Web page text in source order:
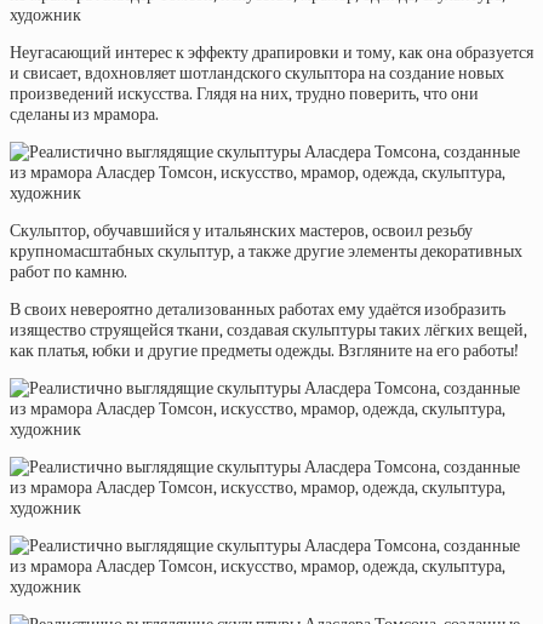
Неугасающий интерес к эффекту драпировки и тому, как она образуется
и свисает, вдохновляет шотландского скульптора на создание новых
произведений искусства. Глядя на них, трудно поверить, что они
сделаны из мрамора.
Скульптор, обучавшийся у итальянских мастеров, освоил резьбу
крупномасштабных скульптур, а также другие элементы декоративных
работ по камню.
В своих невероятно детализованных работах ему удаётся изобразить
изящество струящейся ткани, создавая скульптуры таких лёгких вещей,
как платья, юбки и другие предметы одежды. Взгляните на его работы!